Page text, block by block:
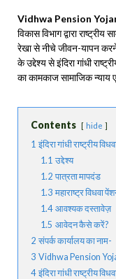
Vidhwa Pension
विकास विभाग द्वारा
रेखा से नीचे जीवन-यापन करने
के उद्देश्य से इंदिरा गांधी
का कामकाज सामाजिक न्याय
Contents hide
1 इंदिरा गांधी राष्ट्रीय
1.1 उद्देश्य
1.2 पात्रता मापदंड
1.3 महाराष्ट्र विधवा
1.4 आवश्यक दस्तावेज़
1.5 आवेदन कैसे करें?
2 संपर्क कार्यालय का नाम-
3 Vidhwa Pension
4 इंदिरा गांधी राष्ट्रीय